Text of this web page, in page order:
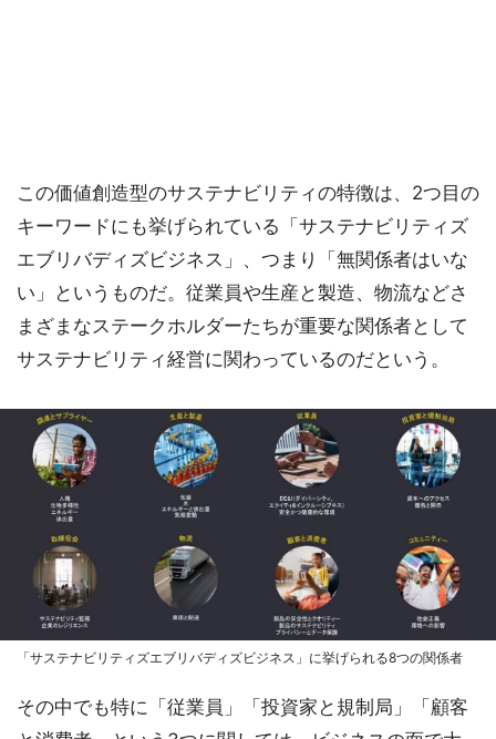
この価値創造型のサステナビリティの特徴は、2つ目の
キーワードにも挙げられている「サステナビリティズ
エブリバディズビジネス」、つまり「無関係者はいな
い」というものだ。従業員や生産と製造、物流などさ
まざまなステークホルダーたちが重要な関係者として
サステナビリティ経営に関わっているのだという。
「サステナビリティズエブリバディズビジネス」に挙げられる8つの関係者
その中でも特に「従業員」「投資家と規制局」「顧客